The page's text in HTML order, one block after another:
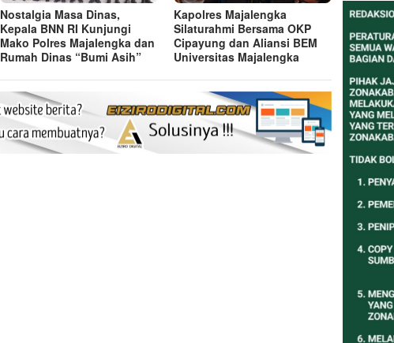
Nostalgia Masa Dinas,
Kepala BNN RI Kunjungi
Mako Polres Majalengka dan
Rumah Dinas “Bumi Asih”
Kapolres Majalengka
Silaturahmi Bersama OKP
Cipayung dan Aliansi BEM
Universitas Majalengka